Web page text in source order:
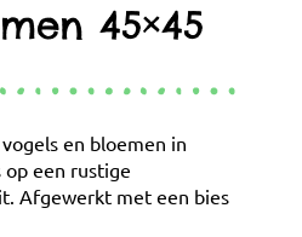
45×45
en bloemen in
een rustige
Afgewerkt met een bies